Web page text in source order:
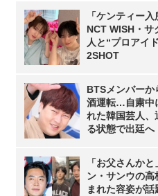
「ケンティー入
NCT WISH・サ
人と“プロアイ
2SHOT
BTSメンバーか
酒運転…自粛中
れた韓国芸人、
る状態で出廷へ
「お父さんか
ン・サンウの
まれた容姿が話